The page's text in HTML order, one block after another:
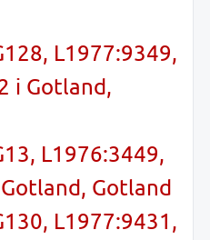
L1977:9349,
i Gotland,
L1976:3449,
Gotland
L1977:9431,